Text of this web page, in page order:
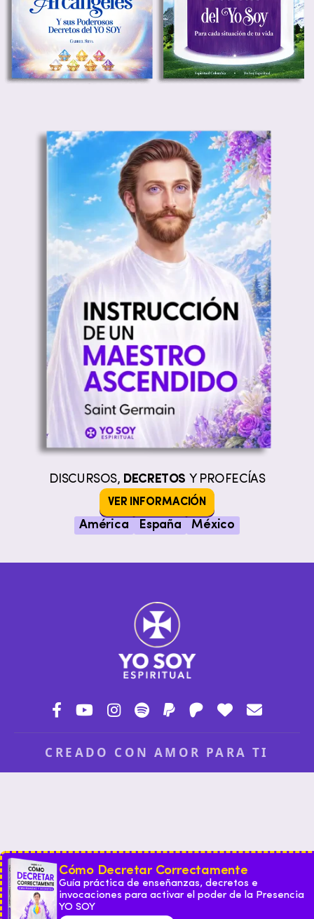
DISCURSOS, DECRETOS Y PROFECÍAS
VER INFORMACIÓN
América España México
CREADO CON AMOR PARA TI
Cómo Decretar Correctamente
Guía práctica de enseñanzas, decretos e
invocaciones para activar el poder de la Presencia
YO SOY